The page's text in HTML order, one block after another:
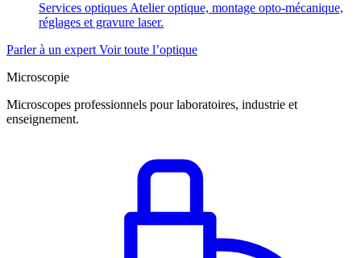
Services optiques Atelier optique, montage opto-mécanique,
réglages et gravure laser.
Parler à un expert Voir toute l’optique
Microscopie
Microscopes professionnels pour laboratoires, industrie et
enseignement.